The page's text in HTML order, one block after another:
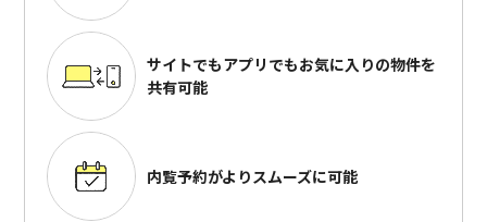
サイトでもアプリでもお気に入りの物件を
共有可能
内覧予約がよりスムーズに可能